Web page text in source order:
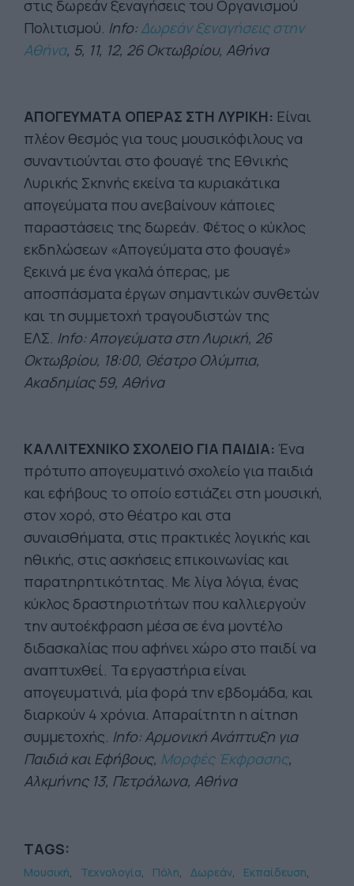
στις δωρεάν ξεναγήσεις του Οργανισμού
Πολιτισμού. Info:Δωρεάν ξεναγήσεις στην
Αθήνα, 5, 11, 12, 26 Οκτωβρίου, Αθήνα
ΑΠΟΓΕΥΜΑΤΑ ΟΠΕΡΑΣ ΣΤΗ ΛΥΡΙΚΗ: Είναι
πλέον θεσμός για τους μουσικόφιλους να
συναντιούνται στο φουαγέ της Εθνικής
Λυρικής Σκηνής εκείνα τα κυριακάτικα
απογεύματα που ανεβαίνουν κάποιες
παραστάσεις της δωρεάν. Φέτος ο κύκλος
εκδηλώσεων «Απογεύματα στο φουαγέ»
ξεκινά με ένα γκαλά όπερας, με
αποσπάσματα έργων σημαντικών συνθετών
και τη συμμετοχή τραγουδιστών της
ΕΛΣ. Info: Απογεύματα στη Λυρική, 26
Οκτωβρίου, 18:00, Θέατρο Ολύμπια,
Ακαδημίας 59, Αθήνα
ΚΑΛΛΙΤΕΧΝΙΚΟ ΣΧΟΛΕΙΟ ΓΙΑ ΠΑΙΔΙΑ: Ένα
πρότυπο απογευματινό σχολείο για παιδιά
και εφήβους το οποίο εστιάζει στη μουσική,
στον χορό, στο θέατρο και στα
συναισθήματα, στις πρακτικές λογικής και
ηθικής, στις ασκήσεις επικοινωνίας και
παρατηρητικότητας. Με λίγα λόγια, ένας
κύκλος δραστηριοτήτων που καλλιεργούν
την αυτοέκφραση μέσα σε ένα μοντέλο
διδασκαλίας που αφήνει χώρο στο παιδί να
αναπτυχθεί. Τα εργαστήρια είναι
απογευματινά, μία φορά την εβδομάδα, και
διαρκούν 4 χρόνια. Απαραίτητη η αίτηση
συμμετοχής. Info: Αρμονική Ανάπτυξη για
Παιδιά και Εφήβους, Μορφές Έκφρασης,
Αλκμήνης 13, Πετράλωνα, Αθήνα
TAGS:
Μουσική Τεχνολογία Πόλη Δωρεάν
Εκπαίδευση